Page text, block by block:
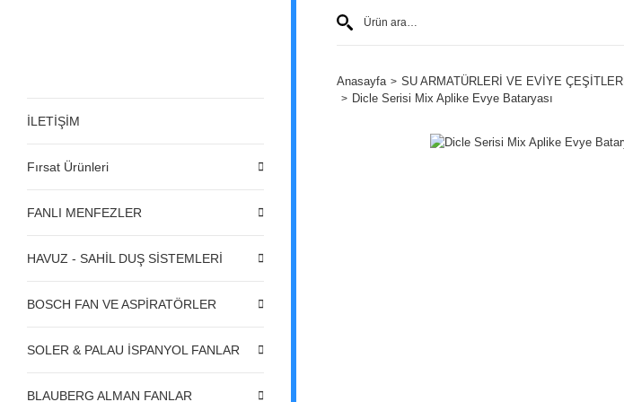
İLETİŞİM
Fırsat Ürünleri
FANLI MENFEZLER
HAVUZ - SAHİL DUŞ SİSTEMLERİ
BOSCH FAN VE ASPİRATÖRLER
SOLER & PALAU İSPANYOL FANLAR
BLAUBERG ALMAN FANLAR
Anasayfa SU ARMATÜRLERİ VE EVİYE ÇEŞİTLERİ
Dicle Serisi Mix Aplike Evye Bataryası